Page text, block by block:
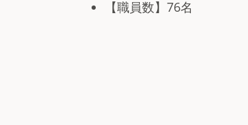
【職員数】76名